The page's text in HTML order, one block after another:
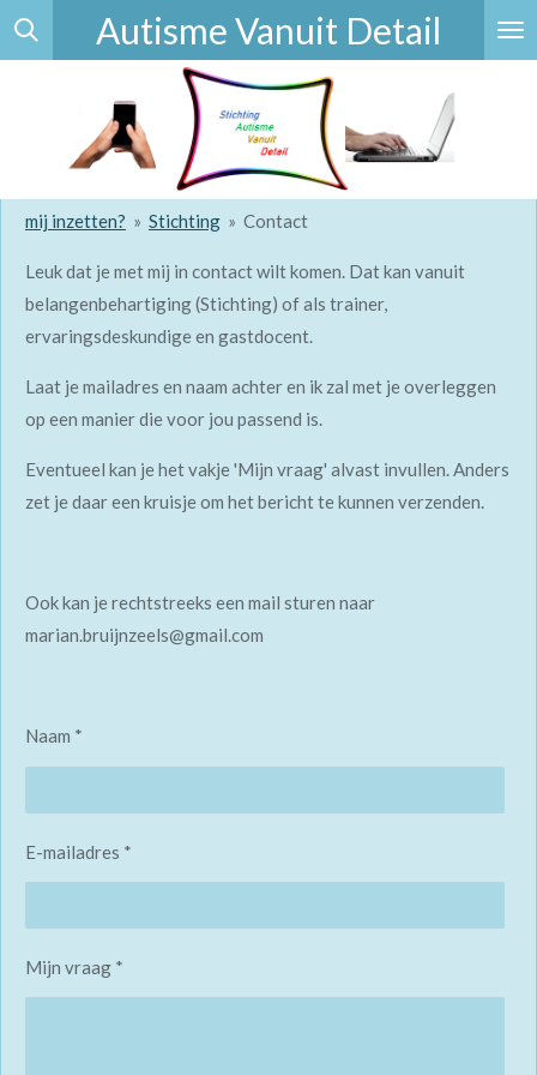
Ga
direct
hoofdinhoud
Autisme Vanuit Detail
mij inzetten? » Stichting » Contact
Leuk dat je met mij in contact wilt komen. Dat kan vanuit
belangenbehartiging (Stichting) of als trainer,
ervaringsdeskundige en gastdocent.
Laat je mailadres en naam achter en ik zal met je overleggen
op een manier die voor jou passend is.
Eventueel kan je het vakje 'Mijn vraag' alvast invullen. Anders
zet je daar een kruisje om het bericht te kunnen verzenden.
Ook kan je rechtstreeks een mail sturen naar
marian.bruijnzeels@gmail.com
Naam *
E-mailadres *
Mijn vraag *